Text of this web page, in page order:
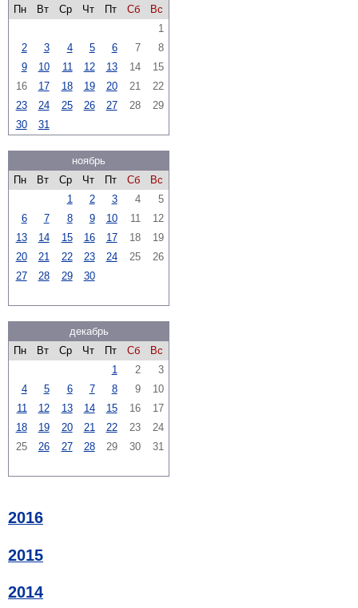
Пн Вт Ср Чт Пт Сб
Вс
1
2
3 4 5 6 7
8
9
10 11 12 13 14
15
16
17 18 19 20 21
22
23
24 25 26 27 28
29
30
31
ноябрь
Пн
Вт Ср Чт Пт Сб
Вс
1
2 3 4
5
6
7 8 9 10 11
12
13
14 15 16 17 18
19
20
21 22 23 24 25
26
27
28 29 30
декабрь
Пн
Вт Ср Чт Пт Сб
Вс
1
2
3
4
5 6 7 8 9
10
11
12 13 14 15 16
17
18
19 20 21 22 23
24
25
26 27 28 29 30 31
2016
2015
2014